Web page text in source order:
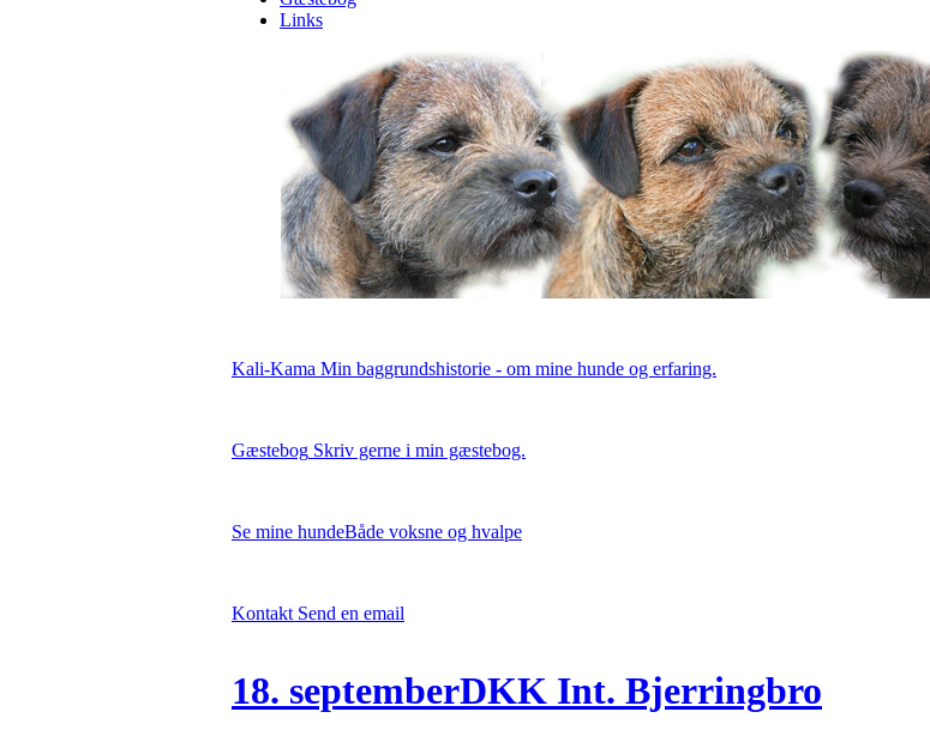
Links
Kali-Kama Min baggrundshistorie - om mine hunde og erfaring.
Gæstebog Skriv gerne i min gæstebog.
Se mine hundeBåde voksne og hvalpe
Kontakt Send en email
18. septemberDKK Int. Bjerringbro